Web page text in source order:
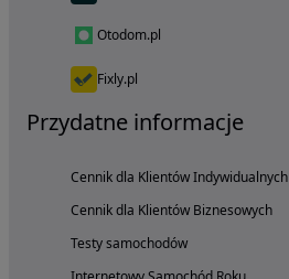
Otodom.pl
Fixly.pl
Przydatne informacje
Cennik dla Klientów Indywidualnych
Cennik dla Klientów Biznesowych
Testy samochodów